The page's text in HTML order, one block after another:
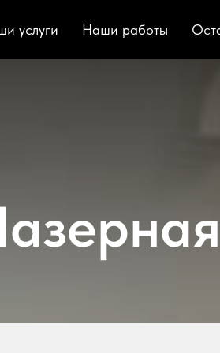
услуги Наши работы